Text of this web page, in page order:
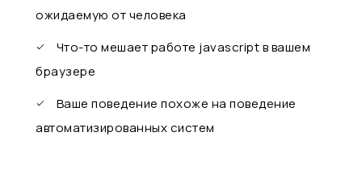
ожидаемую от человека
Что-то мешает работе javascript в вашем
браузере
Ваше поведение похоже на поведение
автоматизированных систем